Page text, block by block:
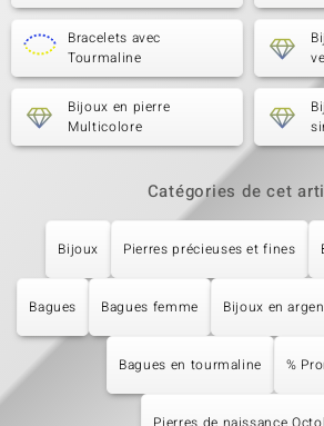
Bracelets avec
Tourmaline
Bijoux en pierre
Multicolore
Catégories de cet
Bijoux Pierres précieuses et fines
Bagues Bagues femme Bijoux en
Bagues en tourmaline %